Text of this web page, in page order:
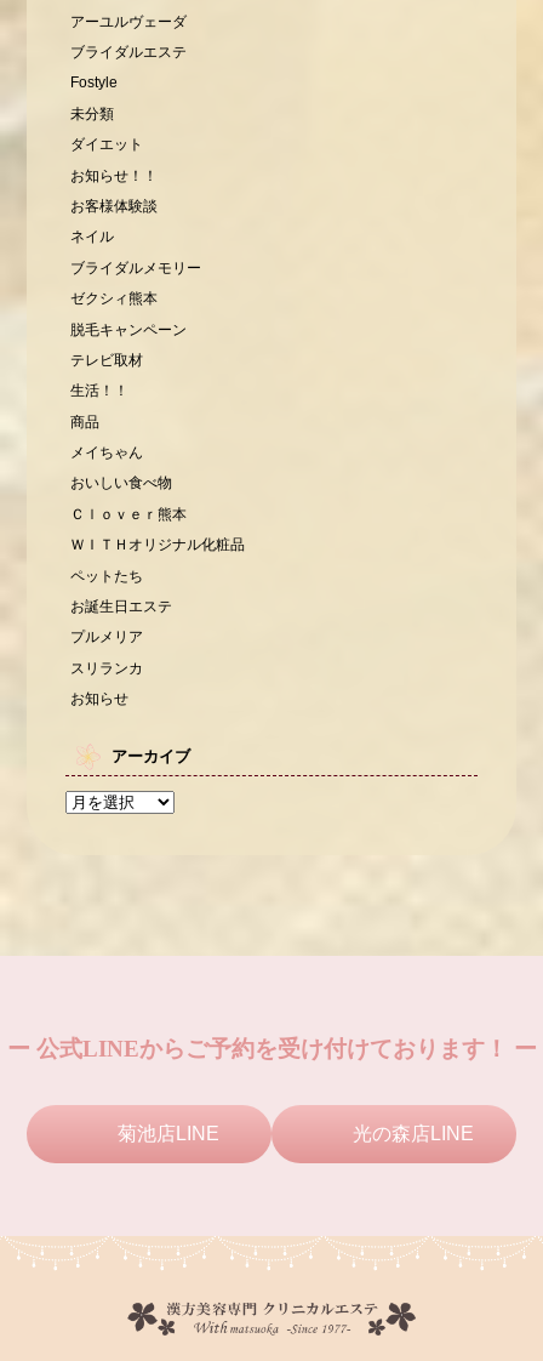
アーユルヴェーダ
ブライダルエステ
Fostyle
未分類
ダイエット
お知らせ！！
お客様体験談
ネイル
ブライダルメモリー
ゼクシィ熊本
脱毛キャンペーン
テレビ取材
生活！！
商品
メイちゃん
おいしい食べ物
Ｃｌｏｖｅｒ熊本
ＷＩＴＨオリジナル化粧品
ペットたち
お誕生日エステ
プルメリア
スリランカ
お知らせ
アーカイブ
ー 公式LINEからご予約を受け付けております！ ー
菊池店LINE 光の森店LINE